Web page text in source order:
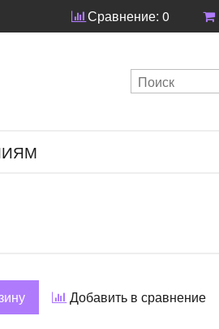
Сравнение: 0
Добавить в сравнение